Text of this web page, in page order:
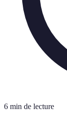
6 min de lecture